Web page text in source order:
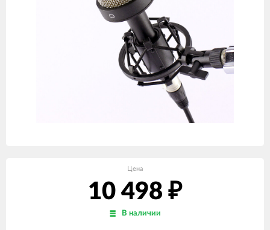
Цена
10 498 ₽
В наличии